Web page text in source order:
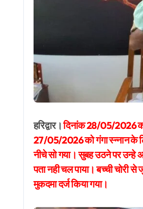
हरिद्वार।दिनांक 28/05/2026 को
27/05/2026 को गंगा स्न्नान के
नीचे सो गया। सुबह उठने पर उन्हे
पता नही चल पाया। बच्ची चोरी
मुकदमा दर्ज किया गया।